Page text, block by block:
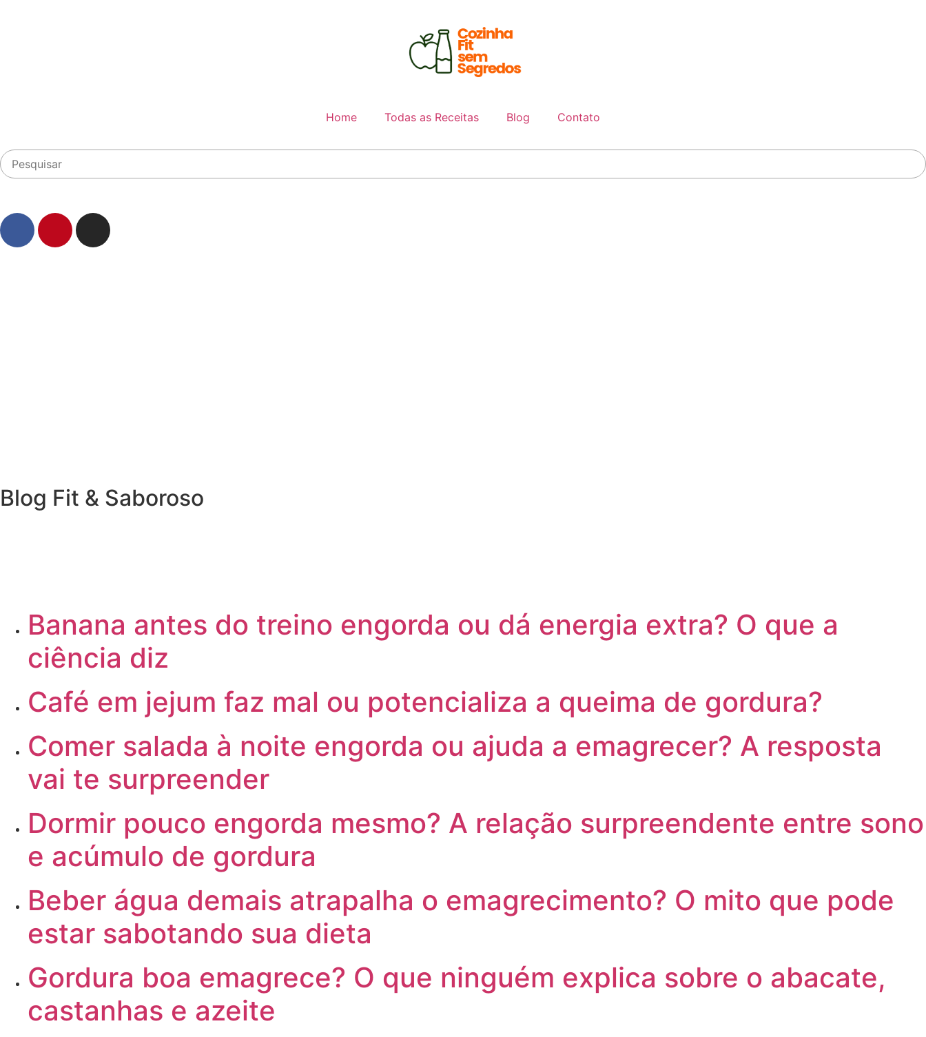
Home Todas as Receitas Blog Contato
Blog Fit & Saboroso
Banana antes do treino engorda ou dá energia extra? O que a
ciência diz
Café em jejum faz mal ou potencializa a queima de gordura?
Comer salada à noite engorda ou ajuda a emagrecer? A resposta
vai te surpreender
Dormir pouco engorda mesmo? A relação surpreendente entre sono
e acúmulo de gordura
Beber água demais atrapalha o emagrecimento? O mito que pode
estar sabotando sua dieta
Gordura boa emagrece? O que ninguém explica sobre o abacate,
castanhas e azeite